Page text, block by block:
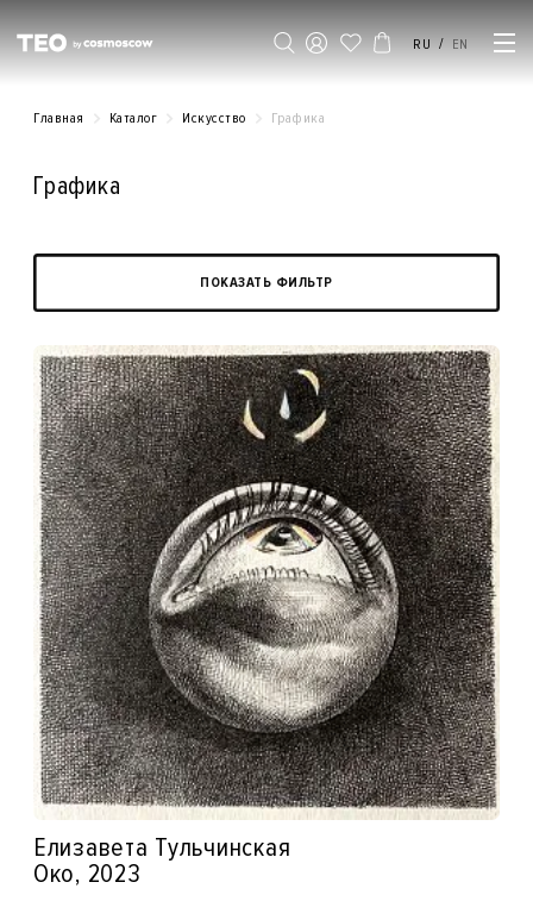
RU / EN
Главная Каталог Искусство Графика
Графика
ПОКАЗАТЬ ФИЛЬТР
Елизавета Тульчинская
Око, 2023